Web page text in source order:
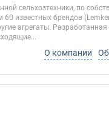
сельхозтехники, по
известных брендов
агрегаты.
О компании